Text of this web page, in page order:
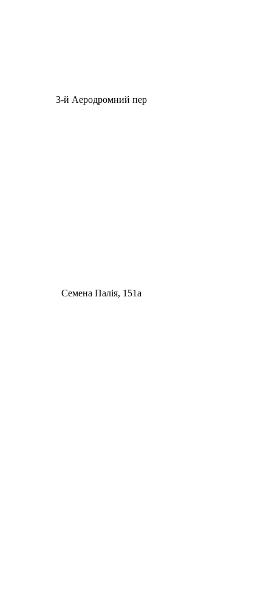
3-й Аеродромний пер
Семена Палія, 151а